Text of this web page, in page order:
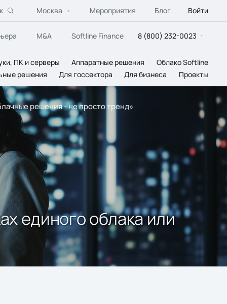
Москва Мероприятия Блог Войти
M&A Softline Finance 8 (800) 232-0023
ПК и серверы Аппаратные решения
Облако Softline
решения Для госсектора Для бизнеса Проекты
решения - не просто тренд»
единого облака или